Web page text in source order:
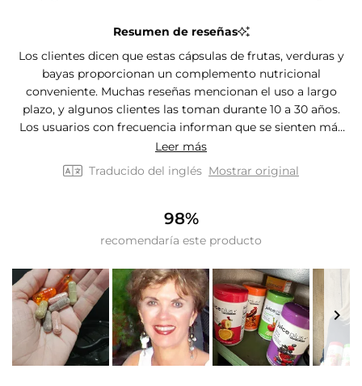
Resumen de reseñas
Los clientes dicen que estas cápsulas de frutas, verduras y
bayas proporcionan un complemento nutricional
conveniente. Muchas reseñas mencionan el uso a largo
plazo, y algunos clientes las toman durante 10 a 30 años.
Los usuarios con frecuencia informan que se sienten más
enérgicos y aprecian la facilidad de incorporar productos
adicionales a su dieta. Los comentarios más comunes
incluyen la satisfacción con el factor de conveniencia,
consumir suficientes frutas y verduras a diario. Muchos
clientes notan que se han convertido en usuarios habituales
que el costo es caro, mientras que otros lo encuentran
asequible en comparación con los productos frescos. Las
reseñas elogian constantemente las cápsulas como un
eficaz puente dietético.
Leer más
Traducido del inglés Mostrar original
98%
recomendaría este producto